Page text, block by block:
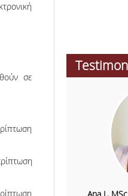
σε